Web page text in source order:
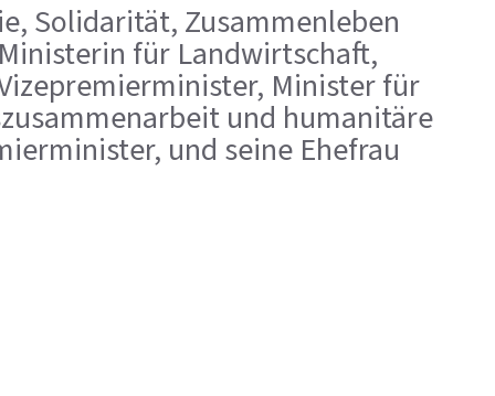
Solidarität, Zusammenleben
für Landwirtschaft,
Minister für
und humanitäre
und seine Ehefrau